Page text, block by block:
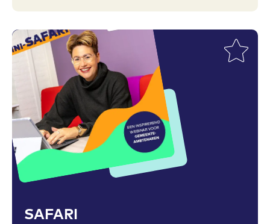
Toevoegen aan favorieten
SAFARI